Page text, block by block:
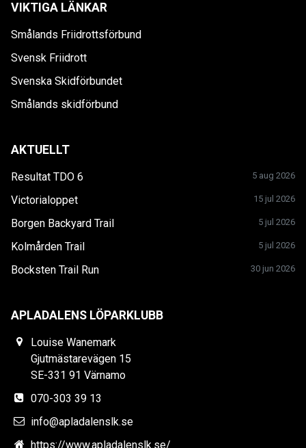
VIKTIGA LÄNKAR
Smålands Friidrottsförbund
Svensk Friidrott
Svenska Skidförbundet
Smålands skidförbund
AKTUELLT
Resultat TDO 6 5 aug 2026
Victorialoppet 15 jul 2026
Borgen Backyard Trail 5 jul 2026
Kolmården Trail 5 jul 2026
Bocksten Trail Run 30 jun 2026
APLADALENS LÖPARKLUBB
Louise Wanemark
Gjutmästarevägen 15
SE-331 91 Värnamo
070-303 39 13
info@apladalenslk.se
https://www.apladalenslk.se/